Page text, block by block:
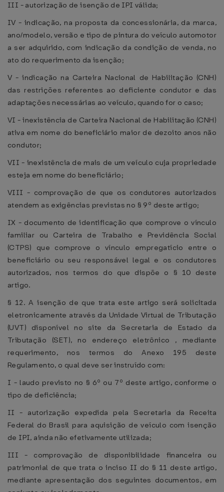
III - autorização de isenção de IPI válida;
IV - indicação, na proposta da concessionária, da marca,
ano/modelo, versão e tipo de pintura do veículo automotor
a ser adquirido, com indicação da condição de venda, no
ato do requerimento da isenção;
V - indicação na Carteira Nacional de Habilitação (CNH)
das restrições referentes ao deficiente condutor e das
adaptações necessárias ao veículo, quando for o caso;
VI - inexistência de Carteira Nacional de Habilitação (CNH)
ativa em nome do beneficiário maior de dezoito anos não
condutor;
VII - inexistência de mais de um veículo cuja propriedade
esteja em nome do beneficiário;
VIII - comprovação de que os condutores autorizados
atendem as exigências previstas no § 9º deste artigo;
IX - documento de identificação que comprove o vínculo
familiar ou Carteira de Trabalho e Previdência Social
(CTPS) que comprove o vínculo empregatício entre o
beneficiário ou seu responsável legal e os condutores
autorizados, nos termos do que dispõe o § 10 deste
artigo.
§ 12. A isenção de que trata este artigo será solicitada
eletronicamente através da Unidade Virtual de Tributação
(UVT) disponível no site da Secretaria de Estado da
Tributação (SET), no endereço eletrônico , mediante
requerimento, nos termos do Anexo 195 deste
Regulamento, o qual deve ser instruído com:
I - laudo previsto no § 6º ou 7º deste artigo, conforme o
tipo de deficiência;
II - autorização expedida pela Secretaria da Receita
Federal do Brasil para aquisição de veículo com isenção
de IPI, ainda não efetivamente utilizada;
III - comprovação de disponibilidade financeira ou
patrimonial de que trata o inciso II do § 11 deste artigo,
mediante apresentação dos seguintes documentos, em